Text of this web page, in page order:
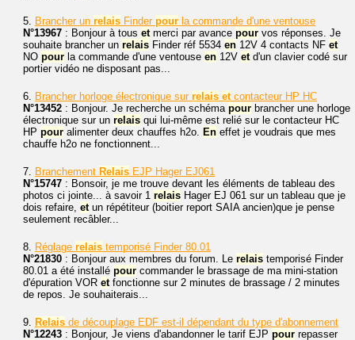
5. Brancher un relais Finder pour la commande d'une ventouse
N°13967 : Bonjour à tous etmerci par avance pour vos réponses. Je
souhaite brancher un relais Finder réf 5534 en 12V 4 contacts NF et
NO pour la commande d'une ventouse en 12V etd'un clavier codé sur
portier vidéo ne disposant pas...
6. Brancher horloge électronique sur relais etcontacteur HP HC
N°13452 : Bonjour. Je recherche un schéma pour brancher une horloge
électronique sur un relais qui lui-même est relié sur le contacteur HC
HP pour alimenter deux chauffes h2o. En effet je voudrais que mes
chauffe h2o ne fonctionnent...
7. Branchement Relais EJP Hager EJ061
N°15747 : Bonsoir, je me trouve devant les éléments de tableau des
photos ci jointe... à savoir 1 relais Hager EJ 061 sur un tableau que je
dois refaire, etun répétiteur (boitier report SAIA ancien)que je pense
seulement recâbler...
8. Réglage relais temporisé Finder 80.01
N°21830 : Bonjour aux membres du forum. Le relais temporisé Finder
80.01 a été installé pour commander le brassage de ma mini-station
d'épuration VOR etfonctionne sur 2 minutes de brassage / 2 minutes
de repos. Je souhaiterais...
9. Relais de découplage EDF est-il dépendant du type d'abonnement
N°12243 : Bonjour, Je viens d'abandonner le tarif EJP pour repasser